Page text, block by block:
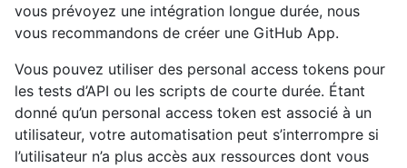
vous prévoyez une intégration longue durée, nous
vous recommandons de créer une GitHub App.
Vous pouvez utiliser des personal access tokens pour
les tests d’API ou les scripts de courte durée. Étant
donné qu’un personal access token est associé à un
utilisateur, votre automatisation peut s’interrompre si
l’utilisateur n’a plus accès aux ressources dont vous